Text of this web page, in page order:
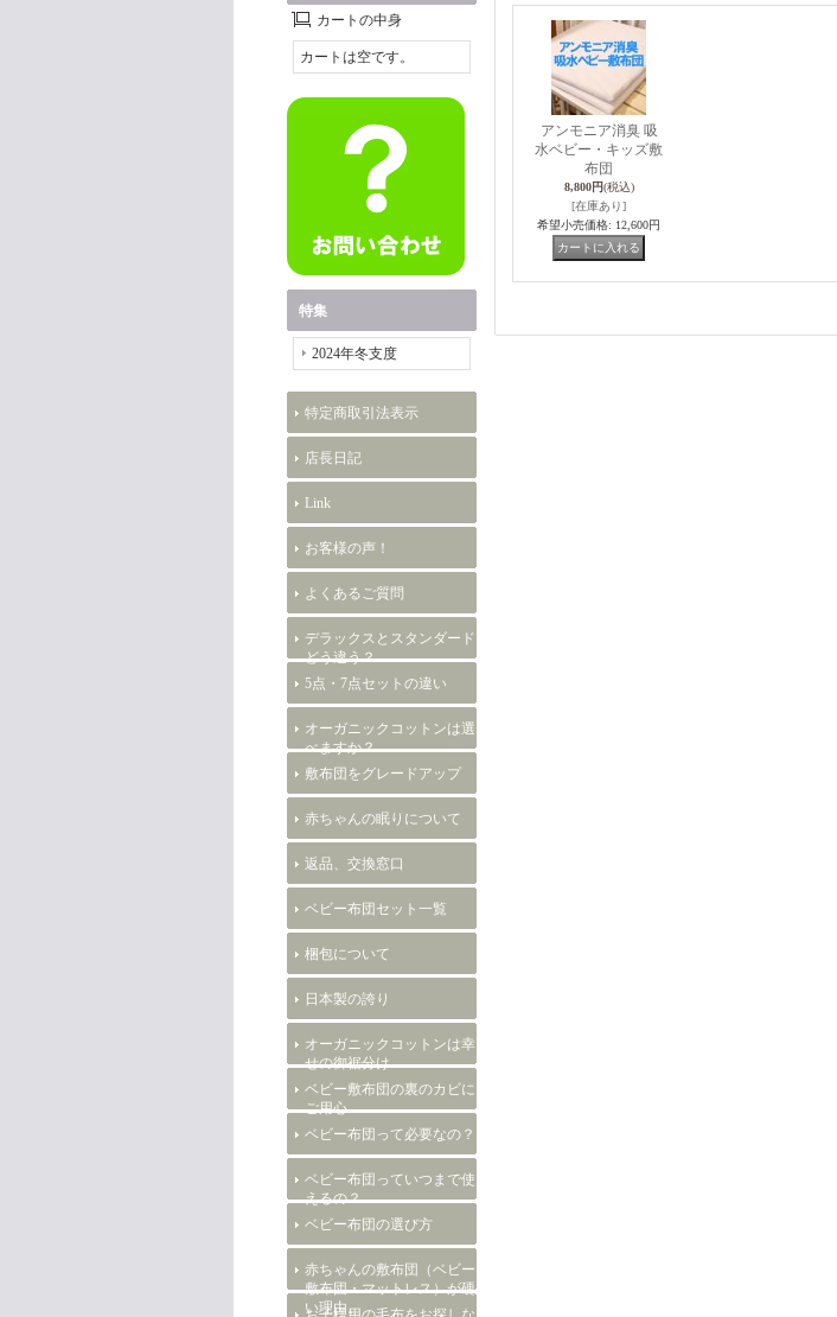
カートの中身
カートは空です。
特集
2024年冬支度
特定商取引法表示
店長日記
Link
お客様の声！
よくあるご質問
デラックスとスタンダード
どう違う？
5点・7点セットの違い
オーガニックコットンは選
べますか？
敷布団をグレードアップ
赤ちゃんの眠りについて
返品、交換窓口
ベビー布団セット一覧
梱包について
日本製の誇り
オーガニックコットンは幸
せの御裾分け
ベビー敷布団の裏のカビに
ご用心
ベビー布団って必要なの？
ベビー布団っていつまで使
えるの？
ベビー布団の選び方
赤ちゃんの敷布団（ベビー
敷布団・マットレス）が硬
い理由。
アンモニア消臭 吸
水ベビー・キッズ敷
布団
8,800円(税込)
[在庫あり]
希望小売価格: 12,600円